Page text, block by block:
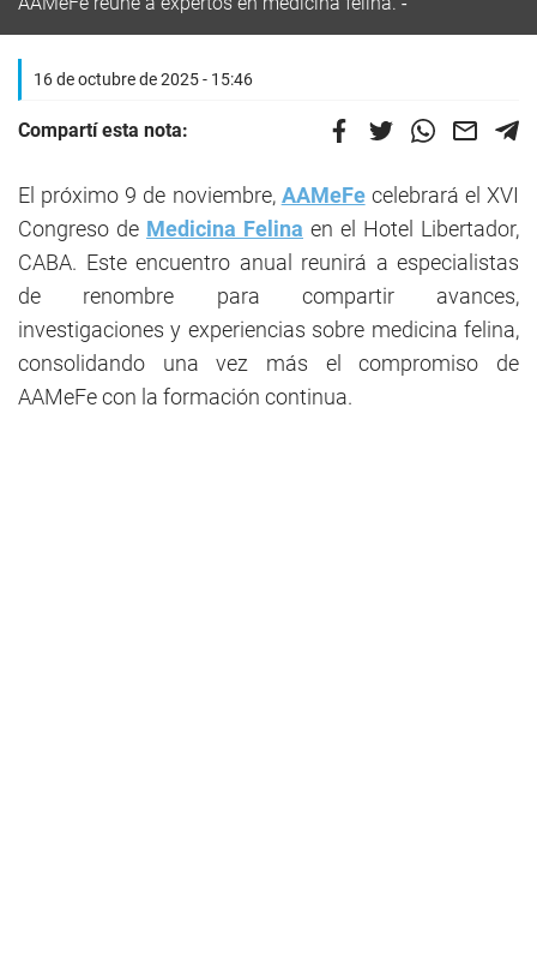
16 de octubre de 2025 - 15:46
Compartí esta nota:
El próximo 9 de noviembre, AAMeFecelebrará el XVI
Congreso de Medicina Felina en el Hotel Libertador,
CABA. Este encuentro anual reunirá a especialistas
de renombre para compartir avances,
investigaciones y experiencias sobre medicina felina,
consolidando una vez más el compromiso de
AAMeFe con la formación continua.